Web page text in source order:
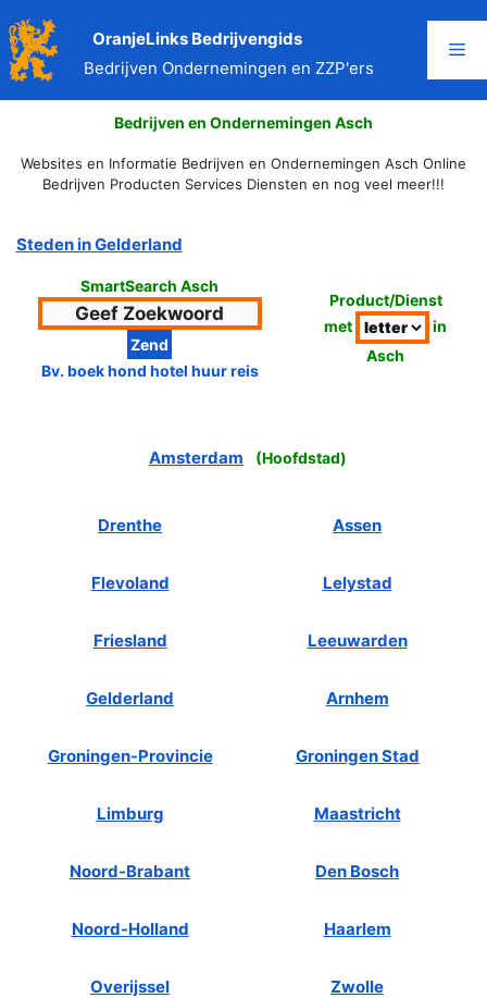
naar
de
inhoud
OranjeLinks Bedrijvengids
Bedrijven Ondernemingen en ZZP'ers
Bedrijven en Ondernemingen Asch
Websites en Informatie Bedrijven en Ondernemingen Asch Online
Bedrijven Producten Services Diensten en nog veel meer!!!
Steden in Gelderland
SmartSearch Asch
Bv. boek hond hotel huur reis
Product/Dienst
met
in
Asch
Amsterdam (Hoofdstad)
Drenthe Assen
Flevoland Lelystad
Friesland Leeuwarden
Gelderland Arnhem
Groningen-Provincie Groningen Stad
Limburg Maastricht
Noord-Brabant Den Bosch
Noord-Holland Haarlem
Overijssel Zwolle